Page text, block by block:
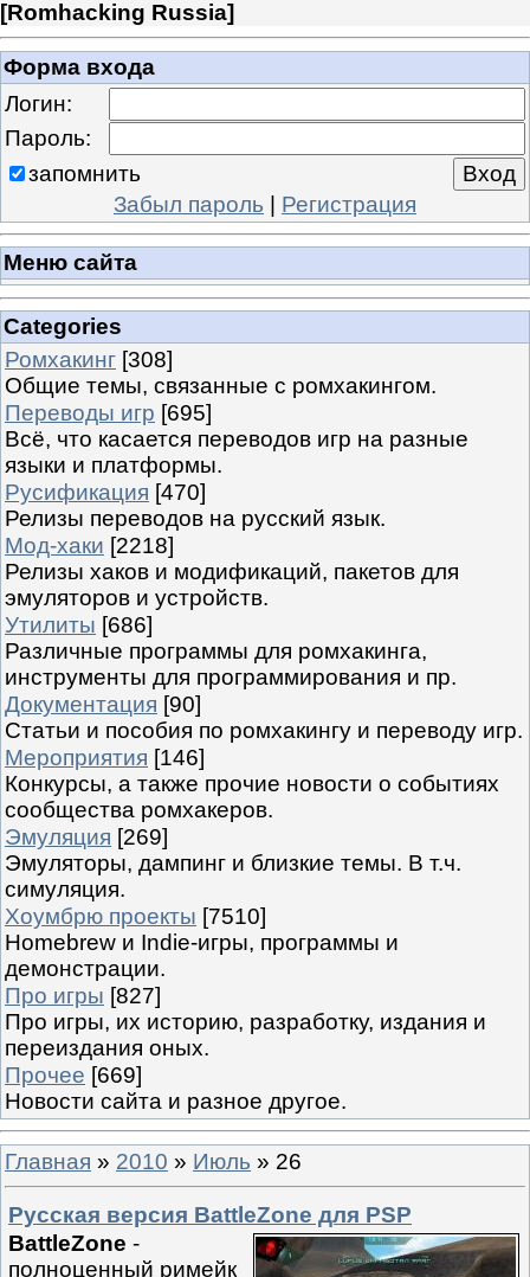
[Romhacking Russia]
Форма входа
Логин:
Пароль:
запомнить
Забыл пароль | Регистрация
Меню сайта
Categories
Ромхакинг [308]
Общие темы, связанные с ромхакингом.
Переводы игр [695]
Всё, что касается переводов игр на разные
языки и платформы.
Русификация [470]
Релизы переводов на русский язык.
Мод-хаки [2218]
Релизы хаков и модификаций, пакетов для
эмуляторов и устройств.
Утилиты [686]
Различные программы для ромхакинга,
инструменты для программирования и пр.
Документация [90]
Статьи и пособия по ромхакингу и переводу игр.
Мероприятия [146]
Конкурсы, а также прочие новости о событиях
сообщества ромхакеров.
Эмуляция [269]
Эмуляторы, дампинг и близкие темы. В т.ч.
симуляция.
Хоумбрю проекты [7510]
Homebrew и Indie-игры, программы и
демонстрации.
Про игры [827]
Про игры, их историю, разработку, издания и
переиздания оных.
Прочее [669]
Новости сайта и разное другое.
Главная » 2010 » Июль » 26
Русская версия BattleZone для PSP
BattleZone -
полноценный римейк